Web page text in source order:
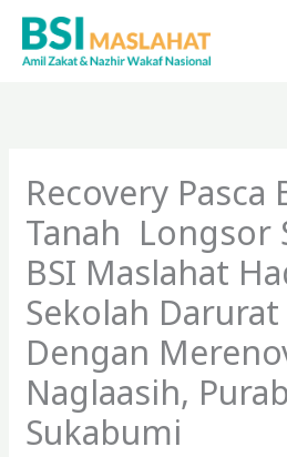
Lewati
konten
Recovery Pasca
Tanah Longsor
BSI Maslahat
Sekolah
Dengan
Naglaasih,
Sukabumi